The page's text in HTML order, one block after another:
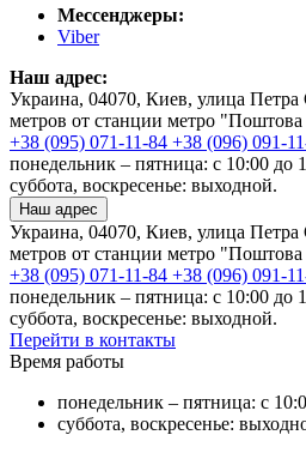
Мессенджеры:
Viber
Наш адрес:
Украина, 04070, Киев, улица Петра
метров от станции метро
+38 (095) 071-11-84 +38 (096) 091-
понедельник – пятница: с 10:00 до
суббота, воскресенье: выходной.
Наш адрес
Украина, 04070, Киев, улица Петра
метров от станции метро
+38 (095) 071-11-84 +38 (096) 091-
понедельник – пятница: с 10:00 до
суббота, воскресенье: выходной.
Перейти в контакты
Время работы
понедельник – пятница: с
суббота, воскресенье: